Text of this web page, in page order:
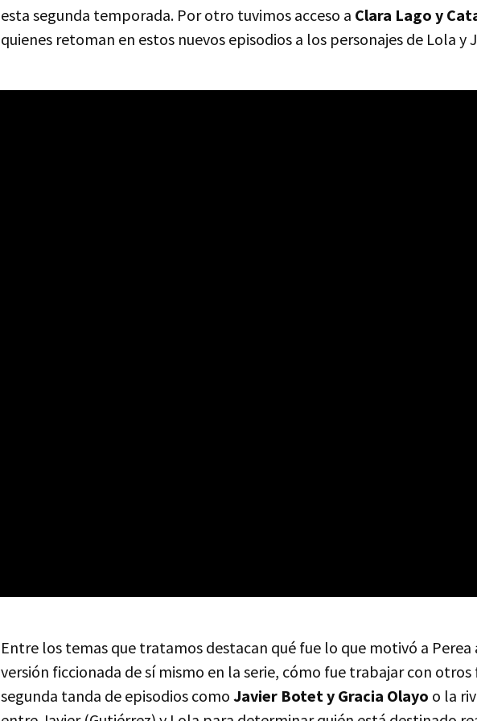
esta segunda temporada. Por otro tuvimos acceso a Clara Lago y
quienes retoman en estos nuevos episodios a los personajes de Lola y
Entre los temas que tratamos destacan qué fue lo que motivó a Perea
versión ficcionada de sí mismo en la serie, cómo fue trabajar con otros
segunda tanda de episodios como Javier Botet y Gracia Olayo o la